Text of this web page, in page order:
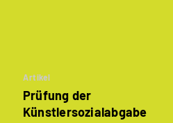
Artikel
Prüfung der
Künstlersozialabgabe­